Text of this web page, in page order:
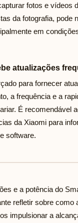
fotos e vídeos
da fotografia, pode
em
atualizações
para fornecer
a frequência e a
É recomendável
da Xiaomi para
software.
e a potência do
refletir sobre como
impulsionar a